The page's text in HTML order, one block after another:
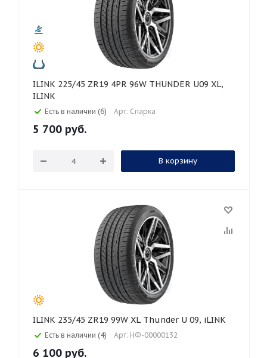
30 40 45 50
60 70 75
ILINK 225/45 ZR19 4PR 96W THUNDER U09 XL,
ILINK
Есть в наличии (6) Арт: Спарка
5 700 руб.
В корзину
ILINK 235/45 ZR19 99W XL Thunder U 09, iLINK
Есть в наличии (4) Арт: НФ-00000132
6 100 руб.